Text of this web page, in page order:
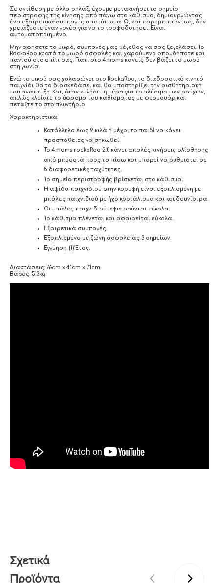
Σε αντίθεση με άλλα ρηλάξ, έχουμε μετακινήσει το σημείο
περιστροφής της κίνησης από πάνω στο κάθισμα, δημιουργώντας
ένα εξαιρετικά συμπαγές αποτύπωμα. Ω, και παρεμπιπτόντως, δεν
χρειάζεστε έναν γονέα για να το τροφοδοτήσει. Είναι
αυτοματοποιημένο.
Μην αφήσετε το μικρό, συμπαγές μας μέγεθος να σας ξεγελάσει. Το
RockaRoo κρατά το μωρό ασφαλές και χαρούμενο οπουδήποτε και
παντού στο σπίτι σας. Γιατί στο 4moms κανείς δεν βάζει το μωρό
στη γωνία.
Ενώ το μικρό σας χαλαρώνει στο RockaRoo, το διαδραστικό κινητό
παιχνίδι θα το διασκεδάσει και θα υποστηρίξει την αισθητηριακή
του ανάπτυξη. Και, όταν κυλήσει η μέρα για το πλύσιμο των ρούχων,
απλώς κλείστε το ύφασμα του καθίσματος με φερμουάρ και
πετάξτε το στο πλυντήριο.
Χαρακτηριστικά:
Κατάλληλο έως 9 κιλά ή μέχρι το παιδί να κάνει
προσπάθειες να σηκωθεί.
Το 4moms rockaRoo 2.0 κάνει απαλές κινήσεις ολίσθησης
από μπροστά προς τα πίσω και μπορεί να ρυθμιστεί σε
5 διαφορετικές ταχύτητες.
Το σημείο περιστροφής βρίσκεται στο κάθισμα.
Η αψίδα παιχνιδιού στην κορυφή είναι εξοπλισμένη με
μπάλες παιχνιδιού με ήχο κροτάλισμα και κουδουνίστρα.
Οι μπάλες παιχνιδιού αφαιρούνται εύκολα.
Το κάθισμα πλένεται και αφαιρείται εύκολα.
Εξαιρετικά συμπαγές.
Εξοπλισμένο με ζώνη ασφαλείας 3 σημείων.
Εγγύηση: (1) Έτος.
Διαστάσεις: 76cm x 41cm x 71cm
Bάρος: 5.3kg
Σχετικά
Προϊόντα